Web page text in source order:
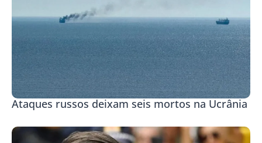
Ataques russos deixam seis mortos na Ucrânia